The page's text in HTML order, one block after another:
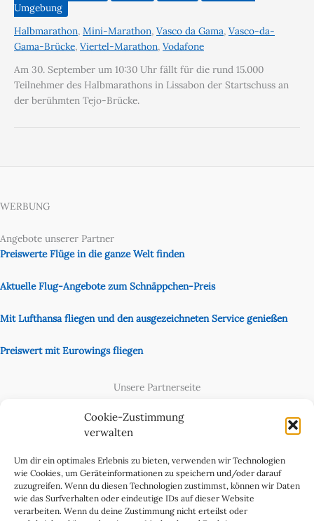
Cookie-Zustimmung
verwalten
Um dir ein optimales Erlebnis zu bieten, verwenden wir Technologien
wie Cookies, um Geräteinformationen zu speichern und/oder darauf
zuzugreifen. Wenn du diesen Technologien zustimmst, können wir Daten
wie das Surfverhalten oder eindeutige IDs auf dieser Website
verarbeiten. Wenn du deine Zustimmung nicht erteilst oder
Umgebung
Halbmarathon, Mini-Marathon, Vasco da Gama, Vasco-da-
Gama-Brücke, Viertel-Marathon, Vodafone
Am 30. September um 10:30 Uhr fällt für die rund 15.000
Teilnehmer des Halbmarathons in Lissabon der Startschuss an
der berühmten Tejo-Brücke.
WERBUNG
Angebote unserer Partner
Preiswerte Flüge in die ganze Welt finden
Aktuelle Flug-Angebote zum Schnäppchen-Preis
Mit Lufthansa fliegen und den ausgezeichneten Service genießen
Preiswert mit Eurowings fliegen
Unsere Partnerseite